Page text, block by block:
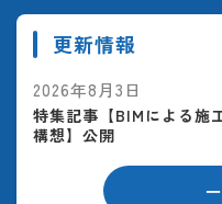
更新情報
2026年8月3日
特集記事【BIMによる施
構想】公開